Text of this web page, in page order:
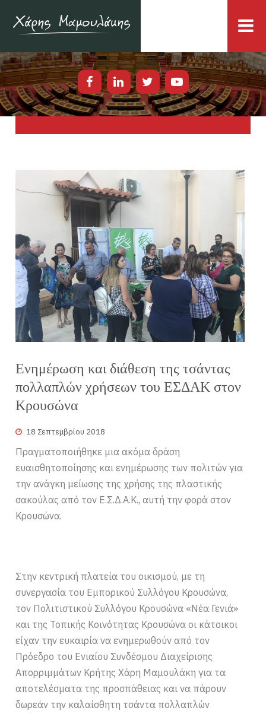
Ενημέρωση και διάθεση της τσάντας
πολλαπλών χρήσεων του ΕΣΔΑΚ στον
Κρουσώνα
18 Σεπτεμβρίου 2018
Πραγματοποιήθηκε μια ακόμα δράση
ευαισθητοποίησης και ενημέρωσης των πολιτών για
την ανάγκη μείωσης της χρήσης της πλαστικής
σακούλας από τον Ε.Σ.Δ.Α.Κ., αυτή την φορά στον
Κρουσώνα.
Στην κεντρική πλατεία του οικισμού, με τη
συνεργασία του Εμπορικού Συλλόγου Κρουσώνα,
τον Πολιτιστικού Συλλόγου Κρουσώνα «Νέα Γενιά»
και της Τοπικής Κοινότητας Κρουσώνα οι κάτοικοι
είχαν την ευκαιρία να ενημερωθούν από τον
Πρόεδρο του Ενιαίου Συνδέσμου Διαχείρισης
Απορριμμάτων Κρήτης Χάρη Μαμουλάκη για τα
αποτελέσματα της προσπάθειας και να πάρουν
δωρεάν την καλαίσθητη τσάντα πολλαπλών